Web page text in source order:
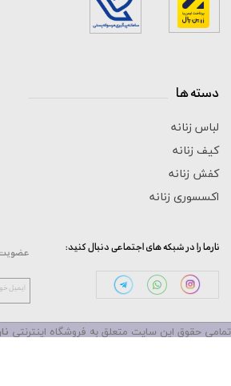
لباس زنانه
کیف زنانه
کفش زنانه
اکسسوری زنانه
تمامی حقوق این سایت متعلق به فروشگاه اینترنتی
:نارما را در شبکه های اجتماعی دنبال کنید :عضویت
...ایمیل
دسته ها